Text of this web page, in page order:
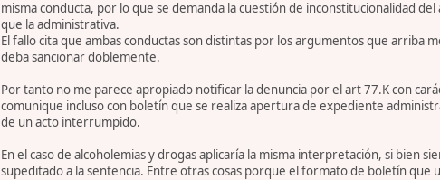
misma conducta, por lo que se demanda la cuestión de inconstitucionalidad
que la administrativa.
El fallo cita que ambas conductas son distintas por los argumentos que arriba
deba sancionar doblemente.
Por tanto no me parece apropiado notificar la denuncia por el art 77.K con
comunique incluso con boletín que se realiza apertura de expediente
de un acto interrumpido.
En el caso de alcoholemias y drogas aplicaría la misma interpretación, si
supeditado a la sentencia. Entre otras cosas porque el formato de boletín